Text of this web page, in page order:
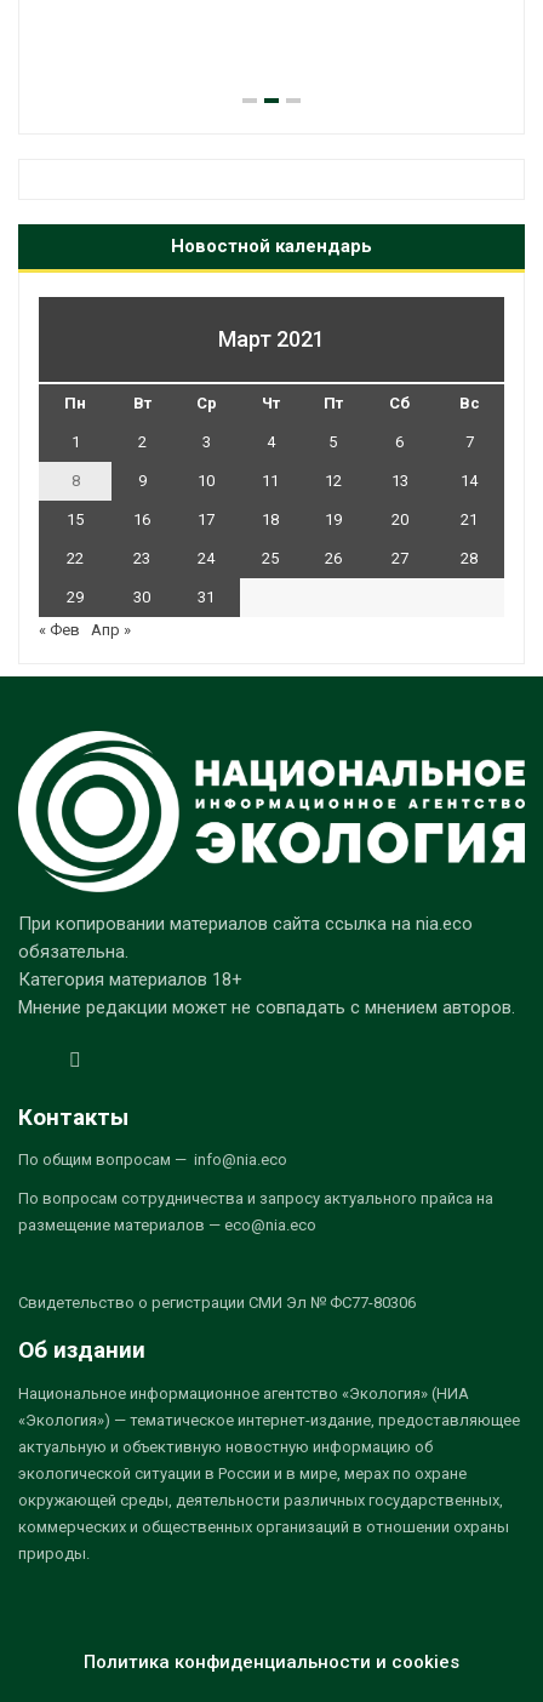
Новостной календарь
Март 2021
Пн Вт Ср Чт Пт Сб Вс
1 2 3 4 5 6 7
8 9 10 11 12 13 14
15 16 17 18 19 20 21
22 23 24 25 26 27 28
29 30
31
« Фев
Апр »
При копировании материалов сайта ссылка на nia.eco
обязательна.
Категория материалов 18+
Мнение редакции может не совпадать с мнением авторов.
Контакты
По общим вопросам — info@nia.eco
По вопросам сотрудничества и запросу актуального прайса на
размещение материалов — eco@nia.eco
Свидетельство о регистрации СМИ Эл № ФС77-80306
Об издании
Национальное информационное агентство «Экология» (НИА
«Экология») — тематическое интернет-издание, предоставляющее
актуальную и объективную новостную информацию об
экологической ситуации в России и в мире, мерах по охране
окружающей среды, деятельности различных государственных,
коммерческих и общественных организаций в отношении охраны
природы.
Политика конфиденциальности и cookies